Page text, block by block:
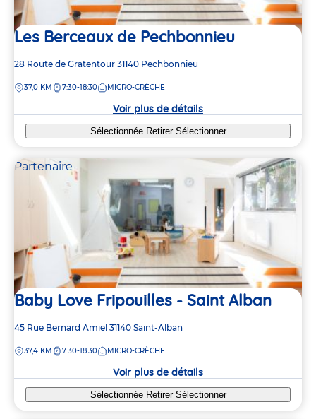
Les Berceaux de Pechbonnieu
Adresse
la
28 Route de Gratentour 31140 Pechbonnieu
DISTANCE
37,0 KM 7:30-18:30 MICRO-CRÈCHE
Voir plus de détails
Sélectionnée Retirer Sélectionner
Partenaire
Baby Love Fripouilles - Saint Alban
Adresse
la
45 Rue Bernard Amiel 31140 Saint-Alban
DISTANCE
37,4 KM 7:30-18:30 MICRO-CRÈCHE
Voir plus de détails
Sélectionnée Retirer Sélectionner